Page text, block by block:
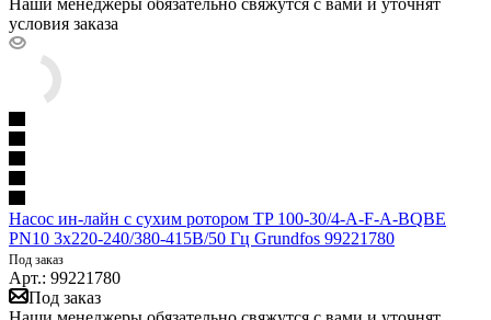
условия заказа
Насос ин-лайн с сухим ротором TP 100-30/4-A-F-A-BQBE
PN10 3х220-240/380-415В/50 Гц Grundfos 99221780
Под заказ
Арт.: 99221780
Под заказ